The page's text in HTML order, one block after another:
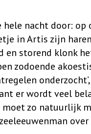
hele nacht door:
in Artis zijn
en storend klonk
zodoende
er wordt veel
moet zo natuurlijk